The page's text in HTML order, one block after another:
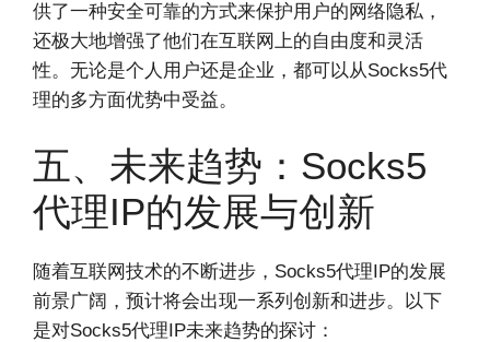
供了一种安全可靠的方式来保护用户的网络隐私，
还极大地增强了他们在互联网上的自由度和灵活
性。无论是个人用户还是企业，都可以从Socks5代
理的多方面优势中受益。
五、未来趋势：Socks5
代理IP的发展与创新
随着互联网技术的不断进步，Socks5代理IP的发展
前景广阔，预计将会出现一系列创新和进步。以下
是对Socks5代理IP未来趋势的探讨：